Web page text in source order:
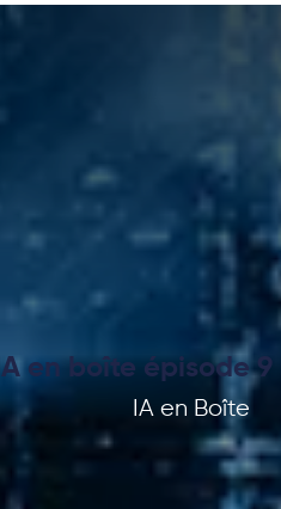
en boîte épisode
IA en Boîte